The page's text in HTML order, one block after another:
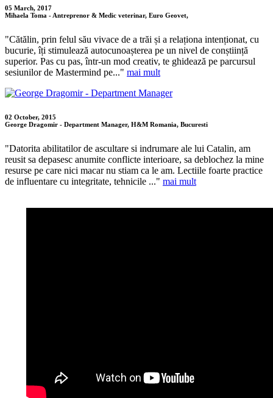
05 March, 2017
Mihaela Toma - Antreprenor & Medic veterinar, Euro Geovet,
"Cătălin, prin felul său vivace de a trăi și a relaționa intenționat, cu
bucurie, îți stimulează autocunoașterea pe un nivel de conștiință
superior. Pas cu pas, într-un mod creativ, te ghidează pe parcursul
sesiunilor de Mastermind pe..." mai mult
02 October, 2015
George Dragomir - Department Manager, H&M Romania, Bucuresti
"Datorita abilitatilor de ascultare si indrumare ale lui Catalin, am
reusit sa depasesc anumite conflicte interioare, sa deblochez la mine
resurse pe care nici macar nu stiam ca le am. Lectiile foarte practice
de influentare cu integritate, tehnicile ..." mai mult